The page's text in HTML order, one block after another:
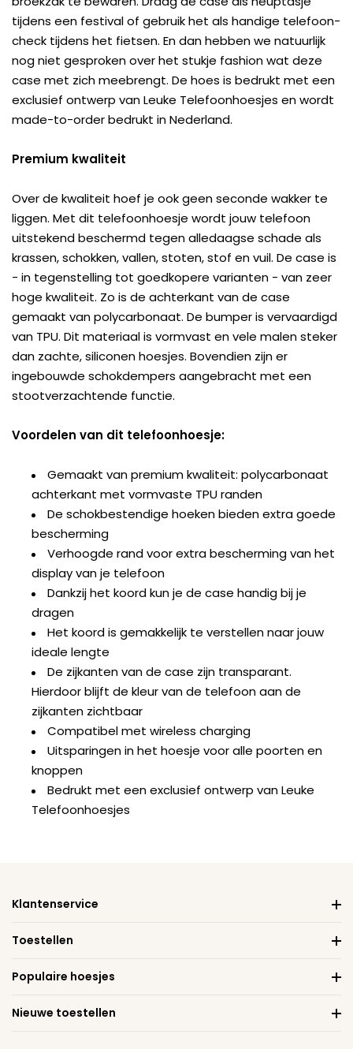
tijdens een festival of gebruik het als handige telefoon-
check tijdens het fietsen. En dan hebben we natuurlijk
nog niet gesproken over het stukje fashion wat deze
case met zich meebrengt. De hoes is bedrukt met een
exclusief ontwerp van Leuke Telefoonhoesjes en wordt
made-to-order bedrukt in Nederland.
Premium kwaliteit
Over de kwaliteit hoef je ook geen seconde wakker te
liggen. Met dit telefoonhoesje wordt jouw telefoon
uitstekend beschermd tegen alledaagse schade als
krassen, schokken, vallen, stoten, stof en vuil. De case is
- in tegenstelling tot goedkopere varianten - van zeer
hoge kwaliteit. Zo is de achterkant van de case
gemaakt van polycarbonaat. De bumper is vervaardigd
van TPU. Dit materiaal is vormvast en vele malen steker
dan zachte, siliconen hoesjes. Bovendien zijn er
ingebouwde schokdempers aangebracht met een
stootverzachtende functie.
Voordelen van dit telefoonhoesje:
Gemaakt van premium kwaliteit: polycarbonaat
achterkant met vormvaste TPU randen
De schokbestendige hoeken bieden extra goede
bescherming
Verhoogde rand voor extra bescherming van het
display van je telefoon
Dankzij het koord kun je de case handig bij je
dragen
Het koord is gemakkelijk te verstellen naar jouw
ideale lengte
De zijkanten van de case zijn transparant.
Hierdoor blijft de kleur van de telefoon aan de
zijkanten zichtbaar
Compatibel met wireless charging
Uitsparingen in het hoesje voor alle poorten en
knoppen
Bedrukt met een exclusief ontwerp van Leuke
Telefoonhoesjes
Klantenservice
Toestellen
Populaire hoesjes
Nieuwe toestellen